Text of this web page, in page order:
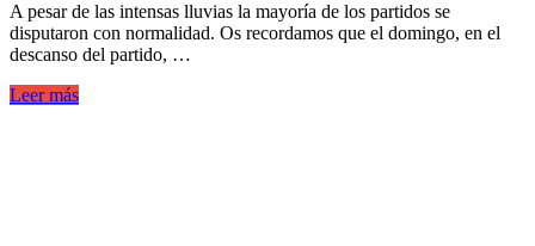
A pesar de las intensas lluvias la mayoría de los partidos se
disputaron con normalidad. Os recordamos que el domingo, en el
descanso del partido, …
Leer más